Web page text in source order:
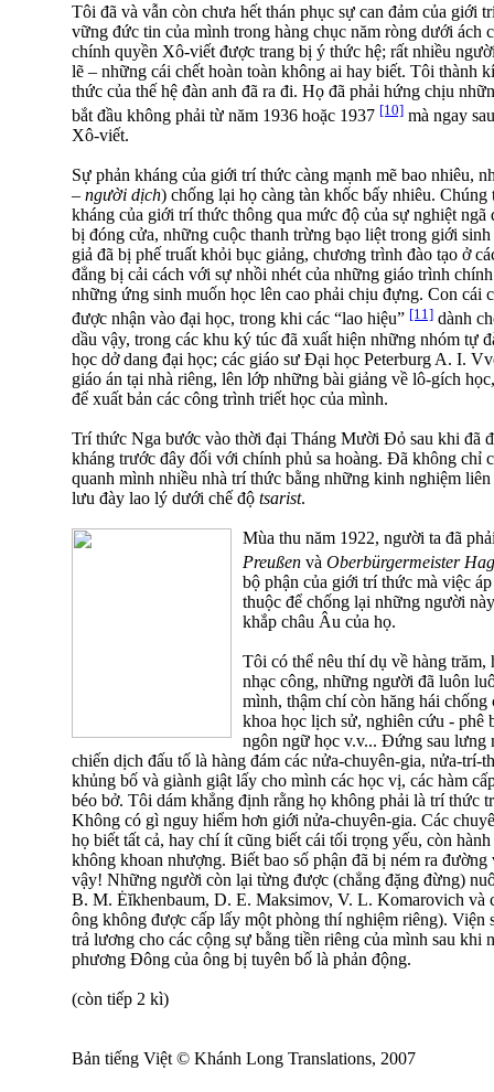
Tôi đã và vẫn còn chưa hết thán phục sự can đảm của giới
vững đức tin của mình trong hàng chục năm ròng dưới ách
chính quyền Xô-viết được trang bị ý thức hệ; rất nhiều
lẽ – những cái chết hoàn toàn không ai hay biết. Tôi thành
thức của thế hệ đàn anh đã ra đi. Họ đã phải hứng chịu
bắt đầu không phải từ năm 1936 hoặc 1937 [10] mà ngay
Xô-viết.
Sự phản kháng của giới trí thức càng mạnh mẽ bao nhiêu,
– người dịch) chống lại họ càng tàn khốc bấy nhiêu. Chúng
kháng của giới trí thức thông qua mức độ của sự nghiệt
bị đóng cửa, những cuộc thanh trừng bạo liệt trong giới
giả đã bị phế truất khỏi bục giảng, chương trình đào tạo ở
đẳng bị cải cách với sự nhồi nhét của những giáo trình
những ứng sinh muốn học lên cao phải chịu đựng. Con cái
được nhận vào đại học, trong khi các “lao hiệu” [11] dành
dầu vậy, trong các khu ký túc đã xuất hiện những nhóm tự
học dở dang đại học; các giáo sư Đại học Peterburg A. I.
giáo án tại nhà riêng, lên lớp những bài giảng về lô-gích
để xuất bản các công trình triết học của mình.
Trí thức Nga bước vào thời đại Tháng Mười Đỏ sau khi đã
kháng trước đây đối với chính phủ sa hoàng. Đã không chỉ
quanh mình nhiều nhà trí thức bằng những kinh nghiệm
lưu đày lao lý dưới chế độ tsarist.
Mùa thu năm 1922, người ta đã
Preußen và Oberbürgermeister
bộ phận của giới trí thức mà việc
thuộc để chống lại những người
khắp châu Âu của họ.
Tôi có thể nêu thí dụ về hàng trăm,
nhạc công, những người đã luôn
mình, thậm chí còn hăng hái
khoa học lịch sử, nghiên cứu - phê
ngôn ngữ học v.v... Đứng sau lưng
chiến dịch đấu tố là hàng đám các nửa-chuyên-gia, nửa-trí-
khủng bố và giành giật lấy cho mình các học vị, các hàm
béo bở. Tôi dám khẳng định rằng họ không phải là trí thức
Không có gì nguy hiểm hơn giới nửa-chuyên-gia. Các
họ biết tất cả, hay chí ít cũng biết cái tối trọng yếu, còn
không khoan nhượng. Biết bao số phận đã bị ném ra
vậy! Những người còn lại từng được (chẳng đặng đừng)
B. M. Ėĭkhenbaum, D. E. Maksimov, V. L. Komarovich và
ông không được cấp lấy một phòng thí nghiệm riêng).
trả lương cho các cộng sự bằng tiền riêng của mình sau khi
phương Đông của ông bị tuyên bố là phản động.
(còn tiếp 2 kì)
Bản tiếng Việt © Khánh Long Translations, 2007